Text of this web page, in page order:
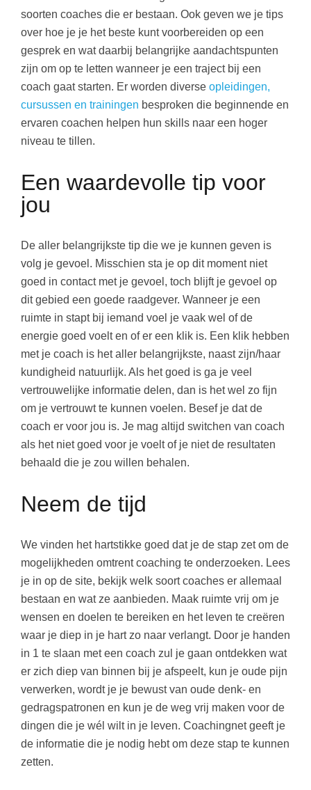
soorten coaches die er bestaan. Ook geven we je tips
over hoe je je het beste kunt voorbereiden op een
gesprek en wat daarbij belangrijke aandachtspunten
zijn om op te letten wanneer je een traject bij een
coach gaat starten. Er worden diverse opleidingen,
cursussen en trainingen besproken die beginnende en
ervaren coachen helpen hun skills naar een hoger
niveau te tillen.
Een waardevolle tip voor
jou
De aller belangrijkste tip die we je kunnen geven is
volg je gevoel. Misschien sta je op dit moment niet
goed in contact met je gevoel, toch blijft je gevoel op
dit gebied een goede raadgever. Wanneer je een
ruimte in stapt bij iemand voel je vaak wel of de
energie goed voelt en of er een klik is. Een klik hebben
met je coach is het aller belangrijkste, naast zijn/haar
kundigheid natuurlijk. Als het goed is ga je veel
vertrouwelijke informatie delen, dan is het wel zo fijn
om je vertrouwt te kunnen voelen. Besef je dat de
coach er voor jou is. Je mag altijd switchen van coach
als het niet goed voor je voelt of je niet de resultaten
behaald die je zou willen behalen.
Neem de tijd
We vinden het hartstikke goed dat je de stap zet om de
mogelijkheden omtrent coaching te onderzoeken. Lees
je in op de site, bekijk welk soort coaches er allemaal
bestaan en wat ze aanbieden. Maak ruimte vrij om je
wensen en doelen te bereiken en het leven te creëren
waar je diep in je hart zo naar verlangt. Door je handen
in 1 te slaan met een coach zul je gaan ontdekken wat
er zich diep van binnen bij je afspeelt, kun je oude pijn
verwerken, wordt je je bewust van oude denk- en
gedragspatronen en kun je de weg vrij maken voor de
dingen die je wél wilt in je leven. Coachingnet geeft je
de informatie die je nodig hebt om deze stap te kunnen
zetten.